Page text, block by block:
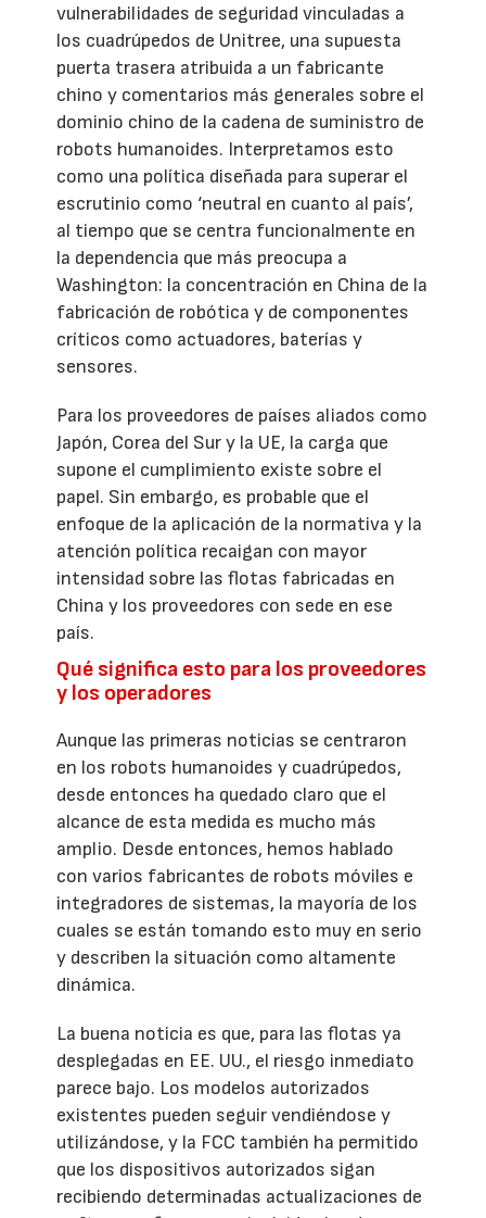
vulnerabilidades de seguridad vinculadas a
los cuadrúpedos de Unitree, una supuesta
puerta trasera atribuida a un fabricante
chino y comentarios más generales sobre el
dominio chino de la cadena de suministro de
robots humanoides. Interpretamos esto
como una política diseñada para superar el
escrutinio como ‘neutral en cuanto al país’,
al tiempo que se centra funcionalmente en
la dependencia que más preocupa a
Washington: la concentración en China de la
fabricación de robótica y de componentes
críticos como actuadores, baterías y
sensores.
Para los proveedores de países aliados como
Japón, Corea del Sur y la UE, la carga que
supone el cumplimiento existe sobre el
papel. Sin embargo, es probable que el
enfoque de la aplicación de la normativa y la
atención política recaigan con mayor
intensidad sobre las flotas fabricadas en
China y los proveedores con sede en ese
país.
Qué significa esto para los proveedores
y los operadores
Aunque las primeras noticias se centraron
en los robots humanoides y cuadrúpedos,
desde entonces ha quedado claro que el
alcance de esta medida es mucho más
amplio. Desde entonces, hemos hablado
con varios fabricantes de robots móviles e
integradores de sistemas, la mayoría de los
cuales se están tomando esto muy en serio
y describen la situación como altamente
dinámica.
La buena noticia es que, para las flotas ya
desplegadas en EE. UU., el riesgo inmediato
parece bajo. Los modelos autorizados
existentes pueden seguir vendiéndose y
utilizándose, y la FCC también ha permitido
que los dispositivos autorizados sigan
recibiendo determinadas actualizaciones de